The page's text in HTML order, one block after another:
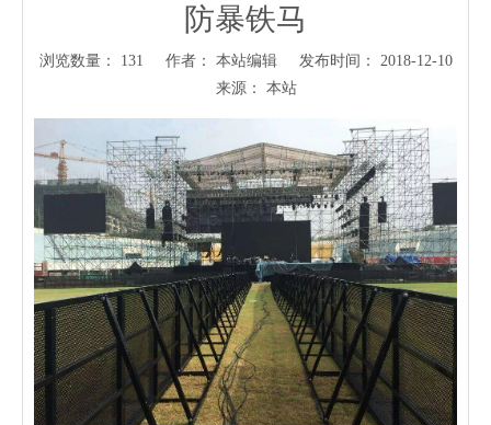
防暴铁马
浏览数量： 131 作者： 本站编辑 发布时间： 2018-12-10
来源： 本站
["wechat","weibo","qzone","douban","email"]